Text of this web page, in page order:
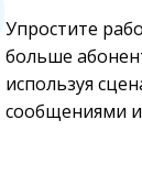
Упростите
больше
используя
сообщениями